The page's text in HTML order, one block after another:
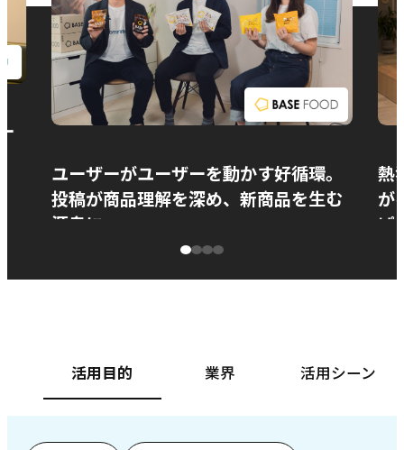
ユーザーがユーザーを動かす好循環。
投稿が商品理解を深め、新商品を生む
源泉に
熱
が
ぱ
活用目的 業界 活用シーン